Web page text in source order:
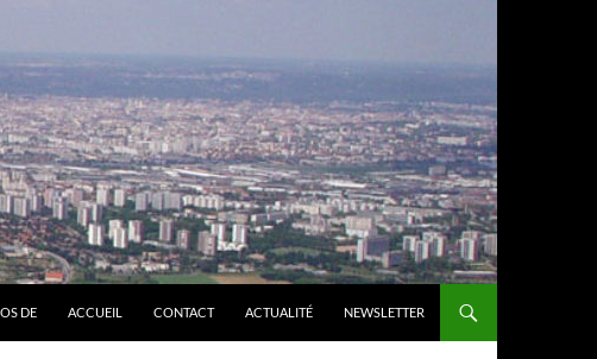
DE ACCUEIL CONTACT ACTUALITÉ NEWSLETTER